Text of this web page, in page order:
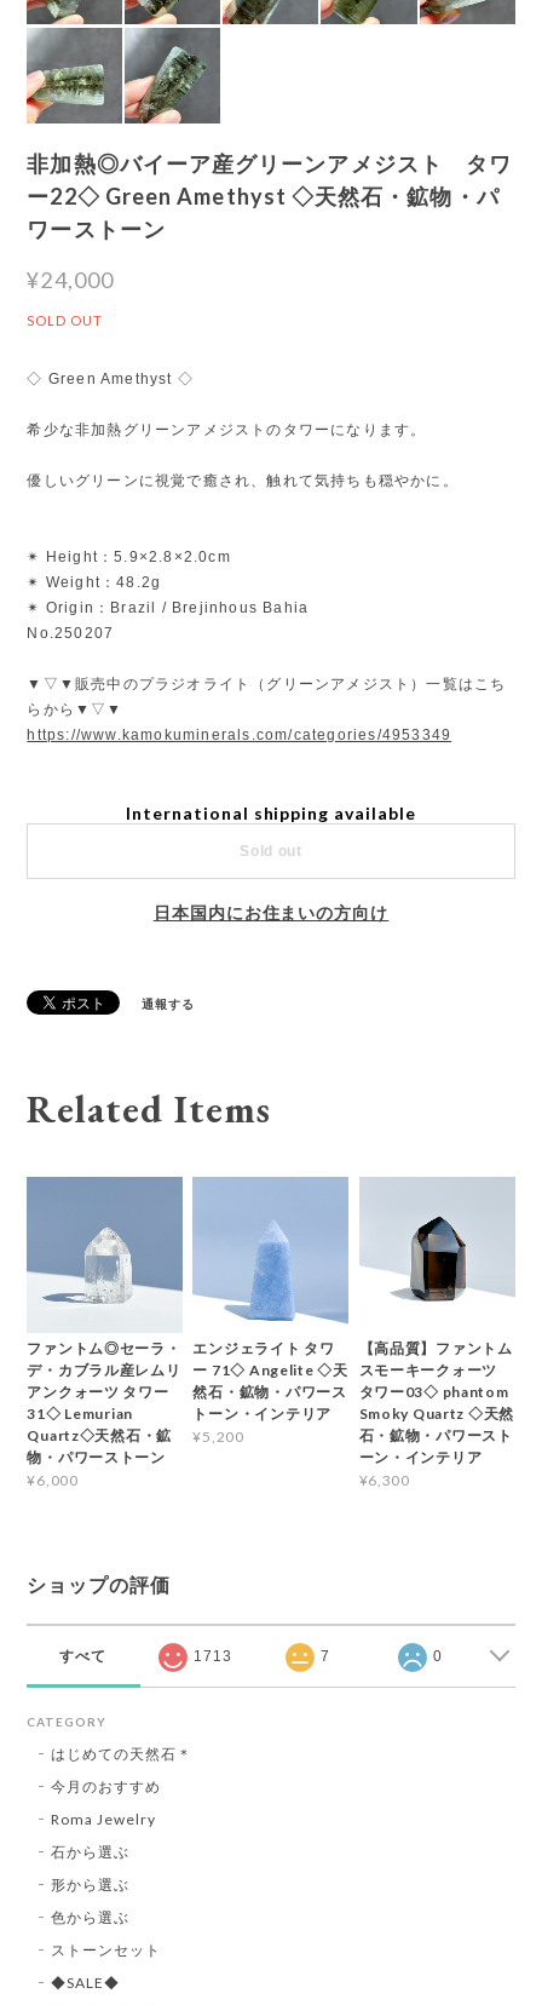
非加熱◎バイーア産グリーンアメジスト タワ
ー22◇ Green Amethyst ◇天然石・鉱物・パ
ワーストーン
¥24,000
SOLD OUT
◇ Green Amethyst ◇
希少な非加熱グリーンアメジストのタワーになります。
優しいグリーンに視覚で癒され、触れて気持ちも穏やかに。
✴︎ Height：5.9×2.8×2.0cm
✴︎ Weight：48.2g
✴︎ Origin：Brazil / Brejinhous Bahia
No.250207
▼▽▼販売中のプラジオライト（グリーンアメジスト）一覧はこち
らから▼▽▼
https://www.kamokuminerals.com/categories/4953349
International shipping available
Sold out
日本国内にお住まいの方向け
通報する
Related Items
ファントム◎セーラ・
デ・カブラル産レムリ
アンクォーツ タワー
31◇ Lemurian
Quartz◇天然石・鉱
物・パワーストーン
¥6,000
エンジェライト タワ
ー 71◇ Angelite ◇天
然石・鉱物・パワース
トーン・インテリア
¥5,200
【高品質】ファントム
スモーキークォーツ
タワー03◇ phantom
Smoky Quartz ◇天然
石・鉱物・パワースト
ーン・インテリア
¥6,300
ショップの評価
すべて 1713 7 0
CATEGORY
はじめての天然石＊
今月のおすすめ
Roma Jewelry
石から選ぶ
形から選ぶ
色から選ぶ
ストーンセット
◆SALE◆